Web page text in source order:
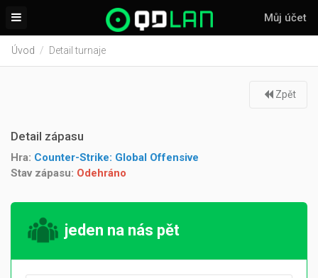
Můj účet
Úvod Detail turnaje
Zpět
Detail zápasu
Hra: Counter-Strike: Global Offensive
Stav zápasu: Odehráno
jeden na nás pět